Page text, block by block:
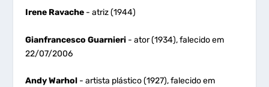
Irene Ravache - atriz (1944)
Gianfrancesco Guarnieri - ator (1934), falecido em
22/07/2006
Andy Warhol - artista plástico (1927), falecido em